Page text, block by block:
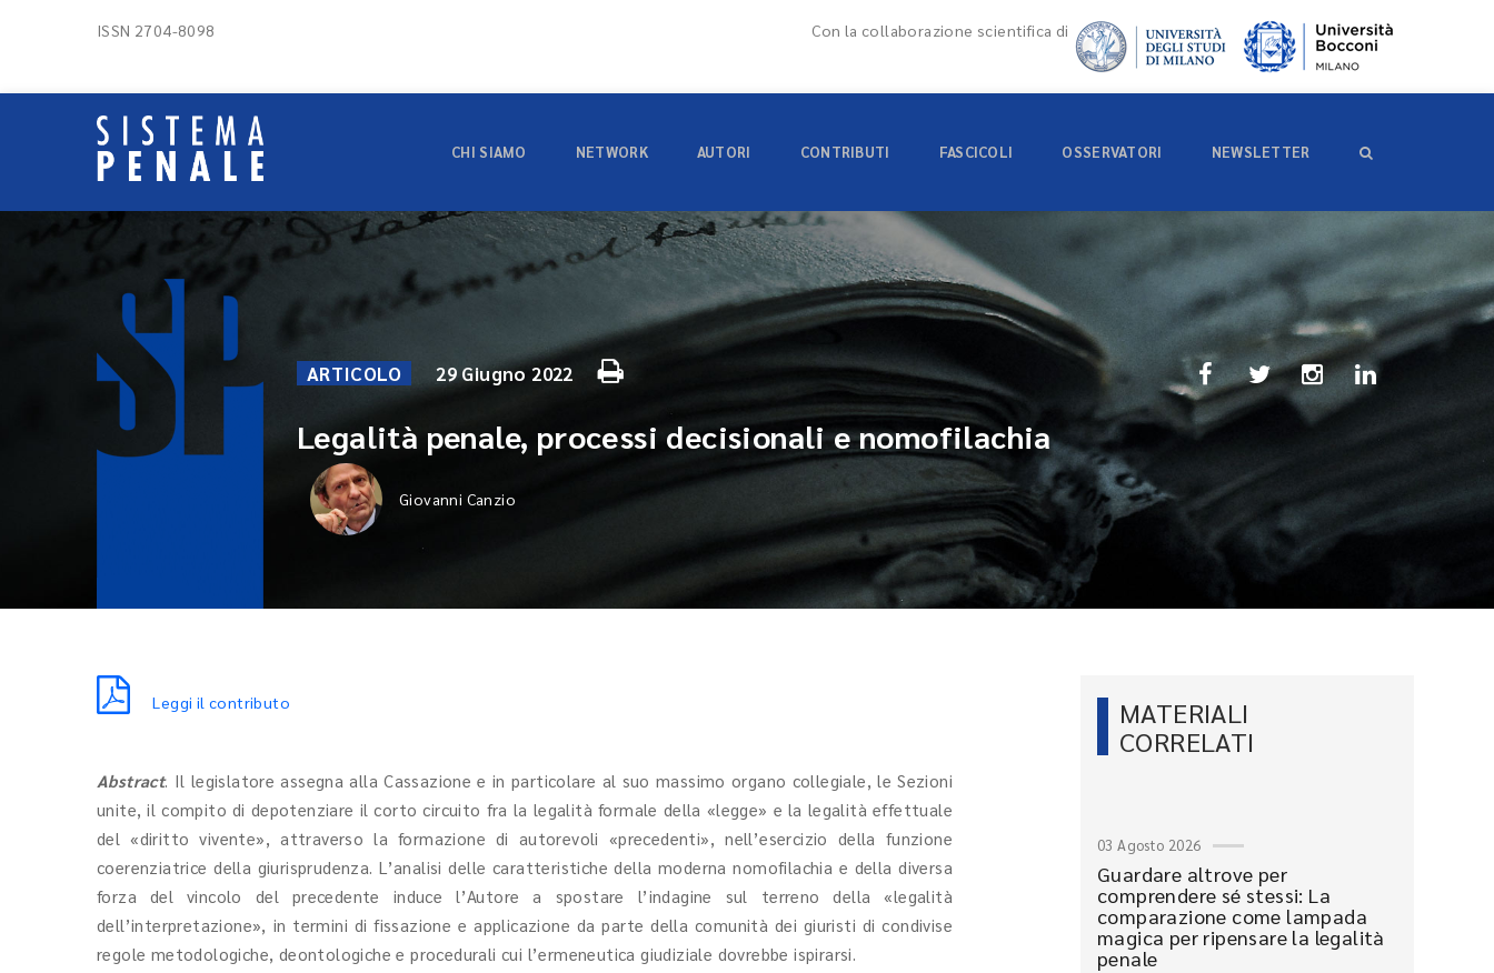
ISSN 2704-8098 Con la collaborazione scientifica di
CHI SIAMO NETWORK AUTORI CONTRIBUTI FASCICOLI OSSERVATORI NEWSLETTER
ARTICOLO 29 Giugno 2022
Legalità penale, processi decisionali e nomofilachia
Giovanni Canzio
Leggi il contributo
Abstract. Il legislatore assegna alla Cassazione e in particolare al suo massimo organo collegiale, le Sezioni
unite, il compito di depotenziare il corto circuito fra la legalità formale della «legge» e la legalità effettuale
del «diritto vivente», attraverso la formazione di autorevoli «precedenti», nell’esercizio della funzione
coerenziatrice della giurisprudenza. L’analisi delle caratteristiche della moderna nomofilachia e della diversa
forza del vincolo del precedente induce l’Autore a spostare l’indagine sul terreno della «legalità
dell’interpretazione», in termini di fissazione e applicazione da parte della comunità dei giuristi di condivise
regole metodologiche, deontologiche e procedurali cui l’ermeneutica giudiziale dovrebbe ispirarsi.
MATERIALI
CORRELATI
03 Agosto 2026
Guardare altrove per
comprendere sé stessi: La
comparazione come lampada
magica per ripensare la legalità
penale